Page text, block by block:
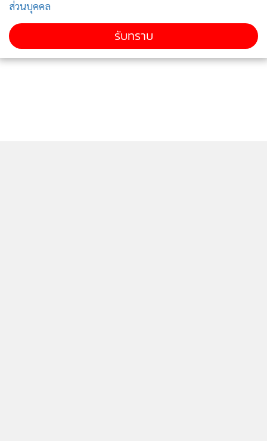
ส่วนบุคคล
รับทราบ